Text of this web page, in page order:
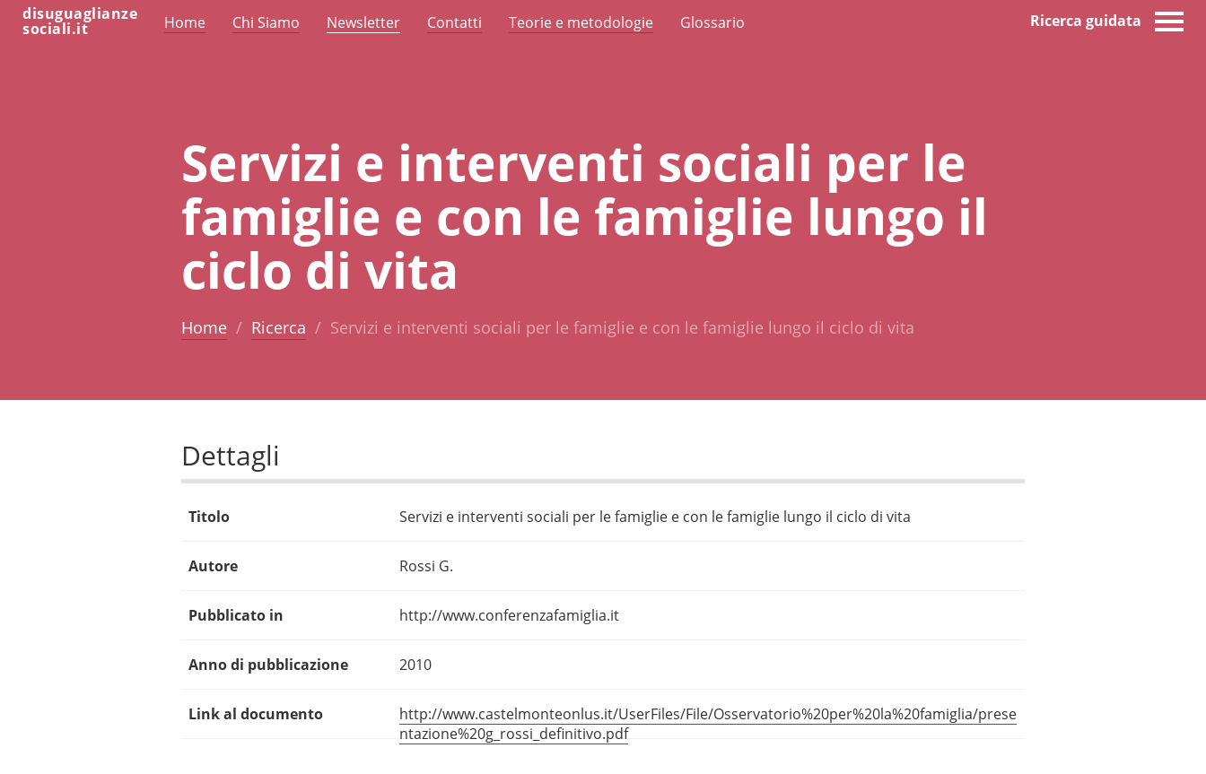
disuguaglianze
sociali.it Home Chi Siamo Newsletter Contatti Teorie e metodologie Glossario Ricerca guidata
Servizi e interventi sociali per le
famiglie e con le famiglie lungo il
ciclo di vita
Home Ricerca Servizi e interventi sociali per le famiglie e con le famiglie lungo il ciclo di vita
Dettagli
Titolo Servizi e interventi sociali per le famiglie e con le famiglie lungo il ciclo di vita
Autore Rossi G.
Pubblicato in http://www.conferenzafamiglia.it
Anno di pubblicazione 2010
Link al documento
http://www.castelmonteonlus.it/UserFiles/File/Osservatorio%20per%20la%20famiglia/prese
ntazione%20g_rossi_definitivo.pdf